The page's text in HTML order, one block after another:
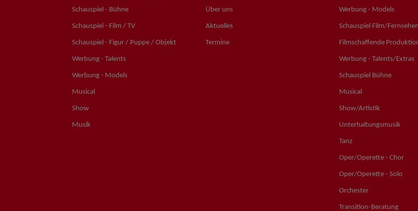
Schauspiel - Bühne
Schauspiel - Film / TV
Schauspiel - Figur / Puppe / Objekt
Werbung - Talents
Werbung - Models
Musical
Show
Musik
Über uns
Aktuelles
Termine
Werbung - Models
Schauspiel Film/
Filmschaffende
Werbung - Talents/Extras
Schauspiel Bühne
Musical
Show/Artistik
Unterhaltungsmusik
Tanz
Oper/Operette - Chor
Oper/Operette - Solo
Orchester
Transition-Beratung